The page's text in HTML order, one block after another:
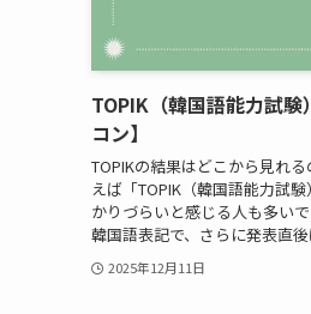
TOPIK（韓国語能力試
コン】
TOPIKの結果はどこから見れ
えば「TOPIK（韓国語能力試
かりづらいと感じる人も多い
韓国語表記で、さらに発表直
2025年12月11日